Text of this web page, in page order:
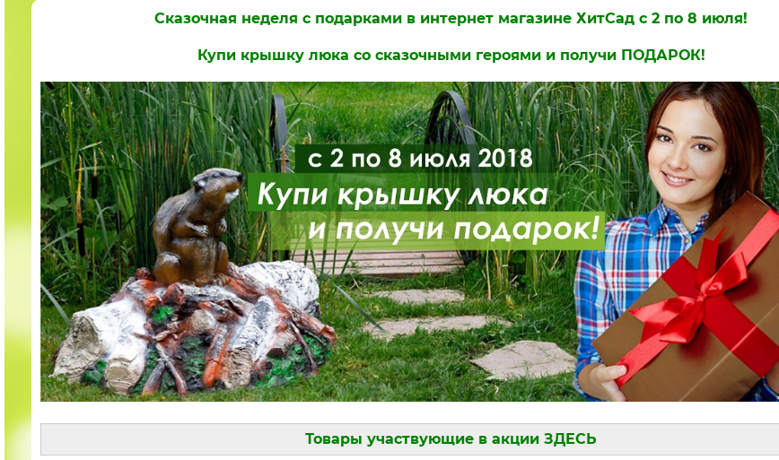
Сказочная неделя с подарками в интернет магазине ХитСад с 2 по 8 июля!
Купи крышку люка со сказочными героями и получи ПОДАРОК!
Товары участвующие в акции ЗДЕСЬ